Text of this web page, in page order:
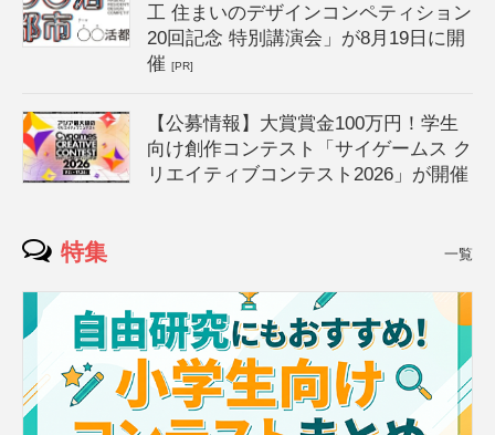
工 住まいのデザインコンペティション
20回記念 特別講演会」が8月19日に開
催[PR]
【公募情報】大賞賞金100万円！学生
向け創作コンテスト「サイゲームス ク
リエイティブコンテスト2026」が開催
特集 一覧